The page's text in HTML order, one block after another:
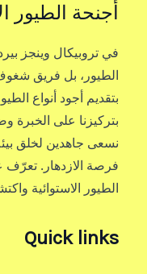
أجنحة الطيور
في تروبيكال وينجز
الطيور، بل فريق
بتقديم أجود أنواع
بتركيزنا على الخبرة
نسعى جاهدين لخلق
فرصة الازدهار. تعرّف
الطيور الاستوائية
Quick links